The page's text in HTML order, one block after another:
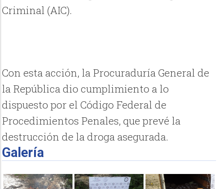
Criminal (AIC).
Con esta acción, la Procuraduría General de
la República dio cumplimiento a lo
dispuesto por el Código Federal de
Procedimientos Penales, que prevé la
destrucción de la droga asegurada.
Galería